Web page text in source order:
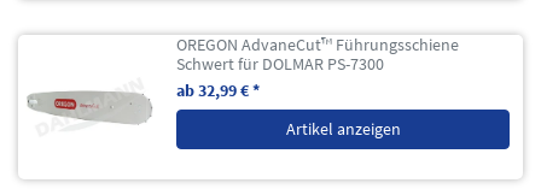
OREGON AdvaneCut™ Führungsschiene
Schwert für DOLMAR PS-7300
ab 32,99 € *
Artikel anzeigen